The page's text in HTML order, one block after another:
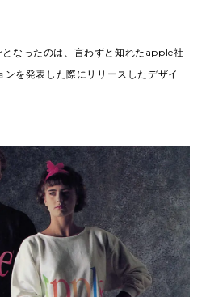
なったのは、言わずと知れたapple社
を発表した際にリリースしたデザイ